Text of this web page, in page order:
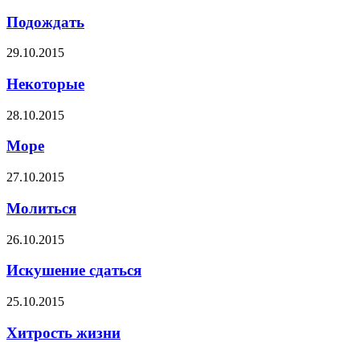
Подождать
29.10.2015
Некоторые
28.10.2015
Море
27.10.2015
Молиться
26.10.2015
Искушение сдаться
25.10.2015
Хитрость жизни